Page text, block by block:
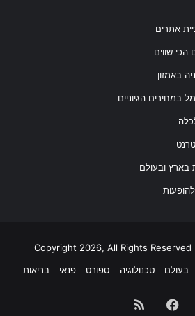
בעולם טכנולוגיה ספורט פנאי בריאות
Facebook